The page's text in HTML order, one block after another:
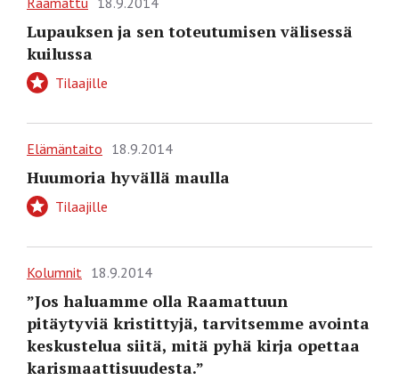
Lupauksen ja sen toteutumisen välisessä
kuilussa
Tilaajille
Elämäntaito 18.9.2014
Huumoria hyvällä maulla
Tilaajille
Kolumnit 18.9.2014
”Jos haluamme olla Raamattuun
pitäytyviä kristittyjä, tarvitsemme avointa
keskustelua siitä, mitä pyhä kirja opettaa
karismaattisuudesta.”